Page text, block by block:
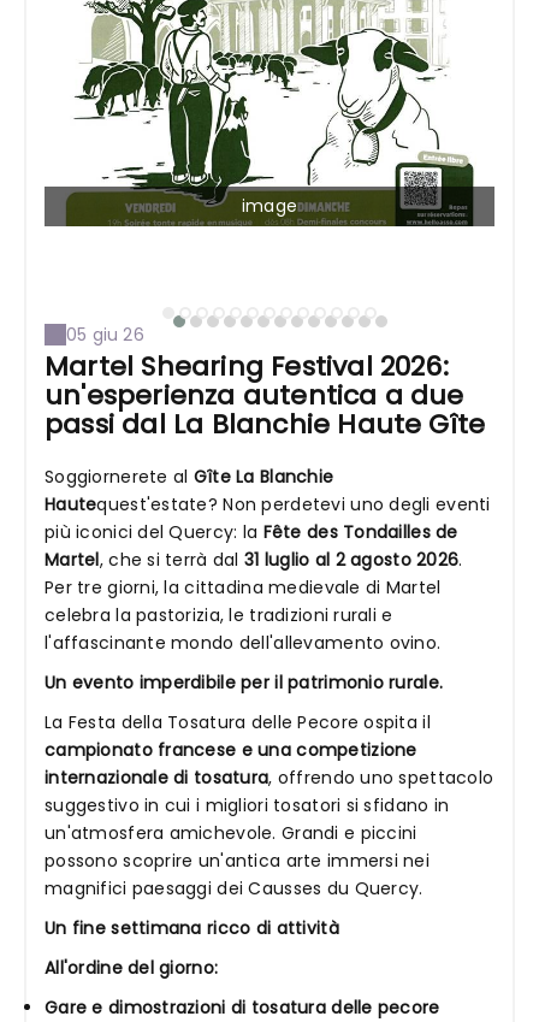
image
05 giu 26
Martel Shearing Festival 2026:
un'esperienza autentica a due
passi dal La Blanchie Haute Gîte
Soggiornerete al Gîte La Blanchie
Hautequest'estate? Non perdetevi uno degli eventi
più iconici del Quercy: la Fête des Tondailles de
Martel, che si terrà dal31 luglio al 2 agosto 2026.
Per tre giorni, la cittadina medievale di Martel
celebra la pastorizia, le tradizioni rurali e
l'affascinante mondo dell'allevamento ovino.
Un evento imperdibile per il patrimonio rurale.
La Festa della Tosatura delle Pecore ospita il
campionato francese e una competizione
internazionale di tosatura, offrendo uno spettacolo
suggestivo in cui i migliori tosatori si sfidano in
un'atmosfera amichevole. Grandi e piccini
possono scoprire un'antica arte immersi nei
magnifici paesaggi dei Causses du Quercy.
Un fine settimana ricco di attività
All'ordine del giorno:
Gare e dimostrazioni di tosatura delle pecore